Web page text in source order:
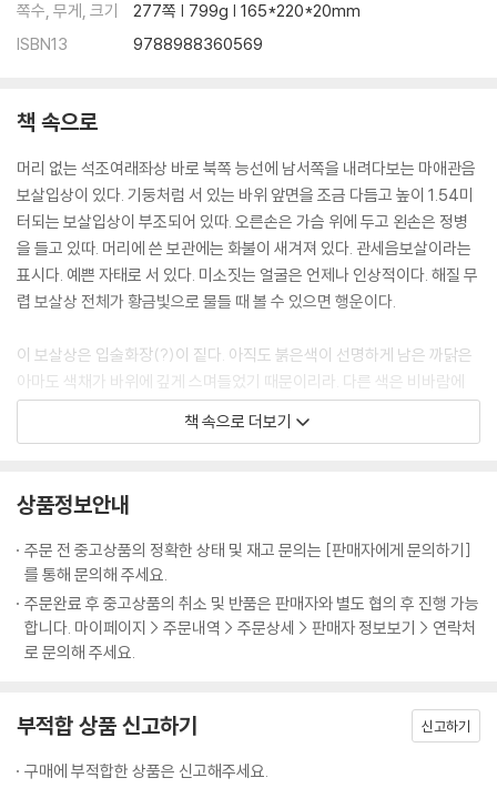
쪽수, 무게, 크기
277쪽 | 799g | 165*220*20mm
ISBN13
9788988360569
책 속으로
머리 없는 석조여래좌상 바로 북쪽 능선에 남서쪽을 내려다보는 마애관음
보살입상이 있다. 기둥처럼 서 있는 바위 앞면을 조금 다듬고 높이 1.54미
터되는 보살입상이 부조되어 있따. 오른손은 가슴 위에 두고 왼손은 정병
을 들고 있따. 머리에 쓴 보관에는 화불이 새겨져 있다. 관세음보살이라는
표시다. 예쁜 자태로 서 있다. 미소짓는 얼굴은 언제나 인상적이다. 해질 무
렵 보살상 전체가 황금빛으로 물들 때 볼 수 있으면 행운이다.
이 보살상은 입술화장(?)이 짙다. 아직도 붉은색이 선명하게 남은 까닭은
아마도 색채가 바위에 깊게 스며들었기 때문이리라. 다른 색은 비바람에
다 날아가버렸고.
련조각도 화사하다. 남산에서 가장 미모가 돋보이기에 그만큼 많은 사진가
를 팬으로 거느리고 있는 보살상이다.
---p. 194
책 속으로 더보기
상품정보안내
주문 전 중고상품의 정확한 상태 및 재고 문의는 [판매자에게 문의하기]
를 통해 문의해 주세요.
주문완료 후 중고상품의 취소 및 반품은 판매자와 별도 협의 후 진행 가능
합니다. 마이페이지 > 주문내역 > 주문상세 > 판매자 정보보기 > 연락처
로 문의해 주세요.
부적합 상품 신고하기 신고하기
구매에 부적합한 상품은 신고해주세요.